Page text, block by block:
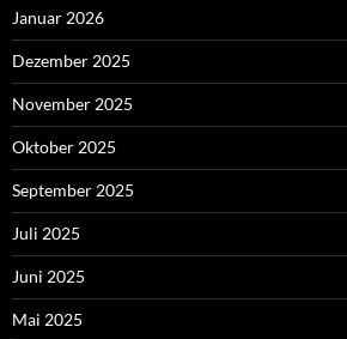
Januar 2026
Dezember 2025
November 2025
Oktober 2025
September 2025
Juli 2025
Juni 2025
Mai 2025